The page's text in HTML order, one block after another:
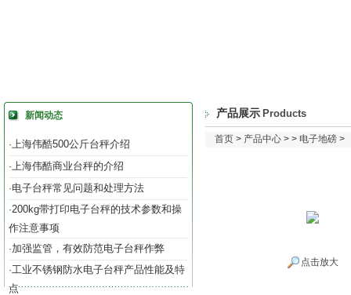
新闻动态
·上海伟酷500公斤台秤介绍
·上海伟酷商业台秤的介绍
·电子台秤常见问题和处理方法
·200kg带打印电子台秤的技术参数和操
作注意事项
·加强监管，有效防范电子台秤作弊
·工业不锈钢防水电子台秤产品性能及特
点
产品展示 Products
首页 > 产品中心 > > 电子地磅 >
点击放大